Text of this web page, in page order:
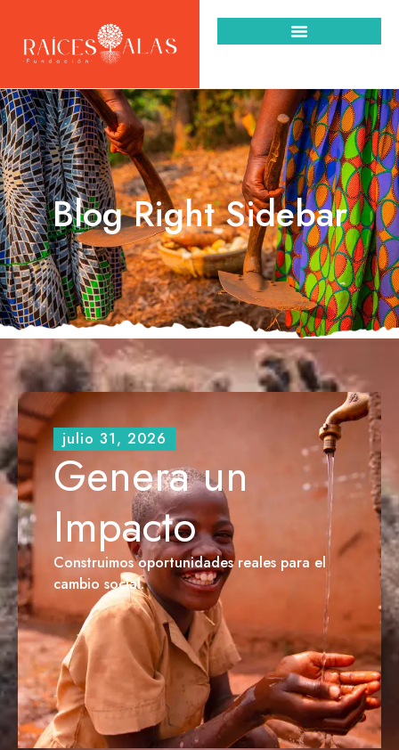
Blog Right Sidebar
julio 31, 2026
Genera un
Impacto
Construimos oportunidades reales para el
cambio social.